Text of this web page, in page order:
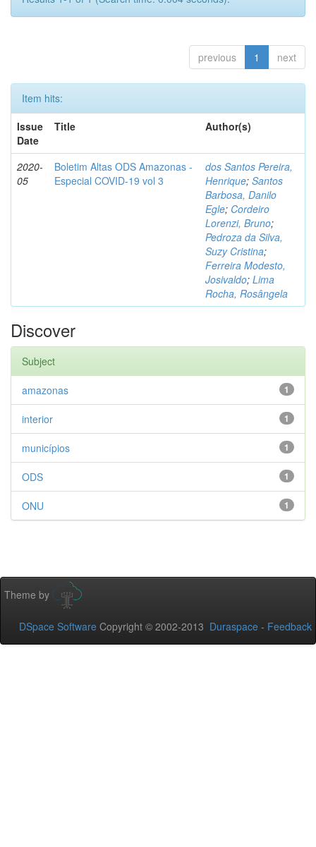
previous 1 next
Item hits:
Issue
Date
Title Author(s)
2020-
05
Boletim Altas ODS Amazonas -
Especial COVID-19 vol 3
dos Santos Pereira,
Henrique; Santos
Barbosa, Danilo
Egle; Cordeiro
Lorenzi, Bruno;
Pedroza da Silva,
Suzy Cristina;
Ferreira Modesto,
Josivaldo; Lima
Rocha, Rosângela
Discover
Subject
1
amazonas
1
interior
1
municípios
1
ODS
1
ONU
Theme by
DSpace Software Copyright © 2002-2013 Duraspace - Feedback